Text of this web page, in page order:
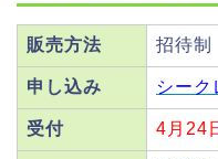
販売方法 招待制
申し込み シーク
受付 4月24